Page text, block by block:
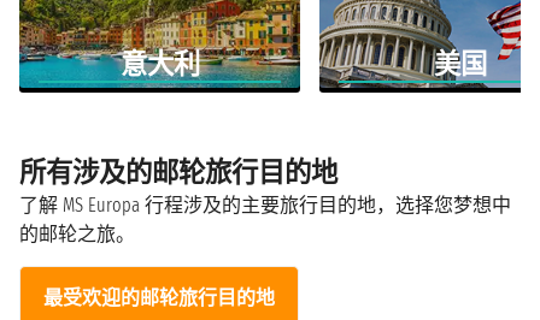
意大利 美国
所有涉及的邮轮旅行目的地
了解 MS Europa 行程涉及的主要旅行目的地，选择您梦想中
的邮轮之旅。
最受欢迎的邮轮旅行目的地